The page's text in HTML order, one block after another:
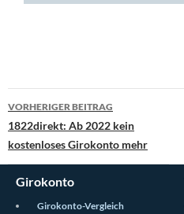
Beitragsnavigation
VORHERIGER BEITRAG
1822direkt: Ab 2022 kein
kostenloses Girokonto mehr
Girokonto
Girokonto-Vergleich